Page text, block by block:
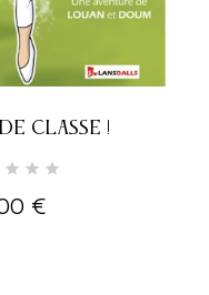
CLASSE !
€